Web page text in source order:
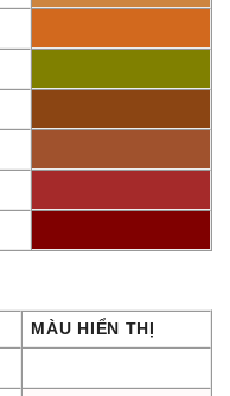
MÀU HIỂN THỊ